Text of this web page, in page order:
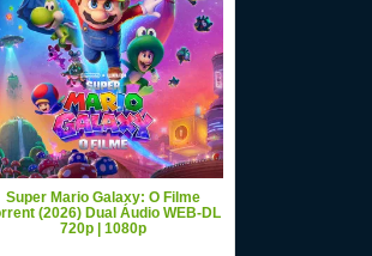
Super Mario Galaxy: O Filme
(2026) Dual Áudio WEB-DL
720p | 1080p